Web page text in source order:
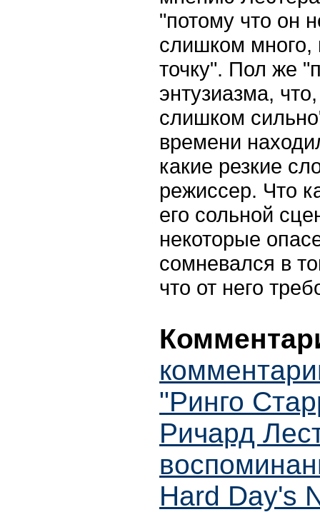
"потому что он
слишком много,
точку". Пол же
энтузиазма,
слишком
времени
какие резкие
режиссер. Что
его сольной
некоторые
сомневался в
что от него
"Ринго
Ричард
Hard Day's